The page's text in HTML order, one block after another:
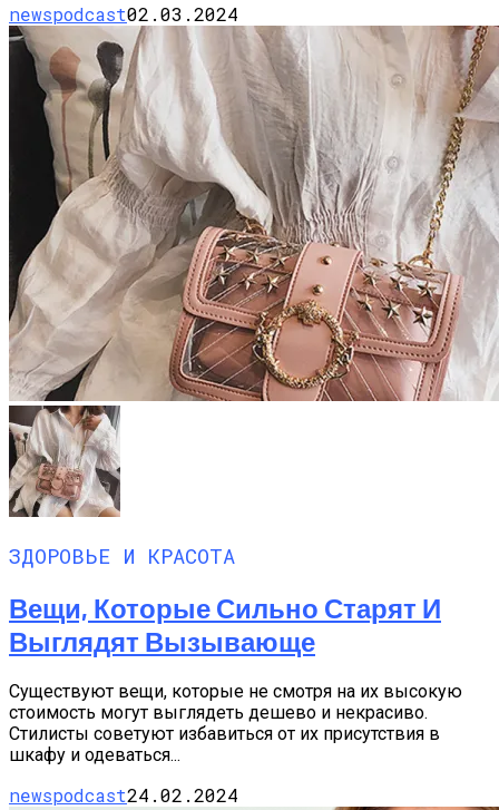
newspodcast02.03.2024
ЗДОРОВЬЕ И КРАСОТА
Вещи, Которые Сильно Старят И
Выглядят Вызывающе
Существуют вещи, которые не смотря на их высокую
стоимость могут выглядеть дешево и некрасиво.
Стилисты советуют избавиться от их присутствия в
шкафу и одеваться...
newspodcast24.02.2024